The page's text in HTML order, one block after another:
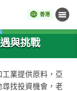
香港 目錄
與挑戰
業提供原料，亞
找投資機會，老